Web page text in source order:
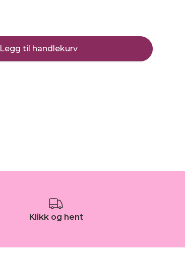
Legg til handlekurv
Klikk og hent